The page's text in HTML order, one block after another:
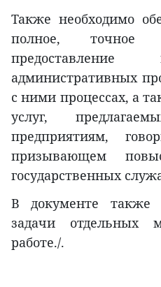
Также необходимо
полное, точное
административных
с ними процессах, а
услуг,
предприятиям,
призывающем
государственных
В документе также
задачи отдельных
работе./.